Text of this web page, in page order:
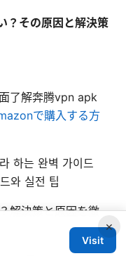
？その原因と解決策
了解奔腾vpn apk
で購入する方
하는 완벽 가이드
와 실전 팁
解決策と原因を徹
×
Visit